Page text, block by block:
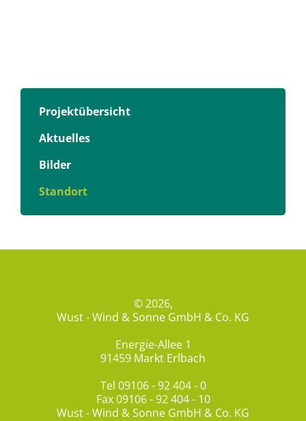
Projektübersicht
Aktuelles
Bilder
Standort
© 2026,
Wust - Wind & Sonne GmbH & Co. KG
Energie-Allee 1
91459 Markt Erlbach
Tel 09106 - 92 404 - 0
Fax 09106 - 92 404 - 10
Wust - Wind & Sonne GmbH & Co. KG